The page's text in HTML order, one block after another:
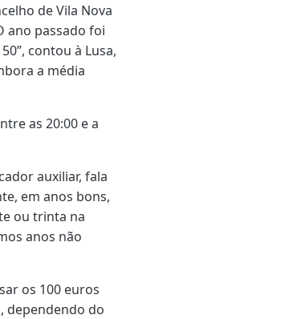
de Vila Nova
ano passado foi
contou à Lusa,
a média
as 20:00 e a
auxiliar, fala
em anos bons,
ou trinta na
anos não
os 100 euros
dependendo do